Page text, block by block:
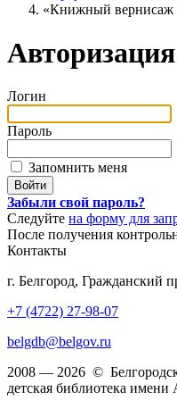
«Книжный
Авторизация
Логин
Пароль
Запомнить меня
Забыли свой пароль?
Следуйте на форму для
После получения
Контакты
г. Белгород, Гражданский
+7 (4722) 27-98-07
belgdb@belgov.ru
2008 — 2026 ©
детская библиотека